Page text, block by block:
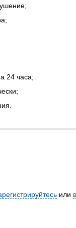
24 часа;
или